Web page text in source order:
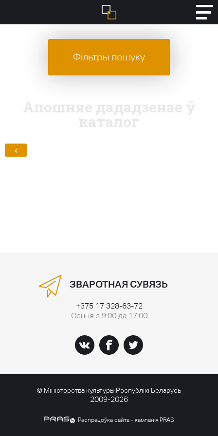
Фільтры пошуку
ЗВАРОТНАЯ СУВЯЗЬ
+375 17 328-63-72
Сёння з 9:00 да 17:00
© Міністэрства культуры Рэспублікі Беларусь
2009-2026
Распрацоўка сайта - кампанія PRAS